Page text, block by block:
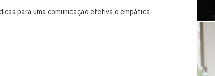
para uma comunicação efetiva e empática,